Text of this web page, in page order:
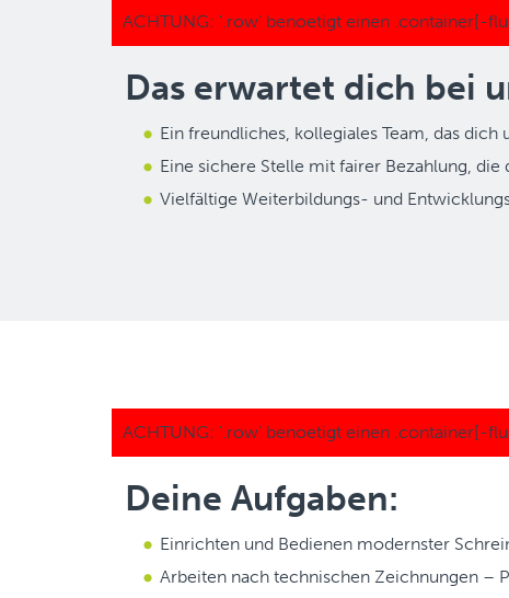
Das erwartet dich bei
Ein freundliches, kollegiales Team, das
Eine sichere Stelle mit fairer Bezahlung,
Vielfältige Weiterbildungs- und
Deine Aufgaben:
Einrichten und Bedienen modernster
Arbeiten nach technischen Zeichnungen –